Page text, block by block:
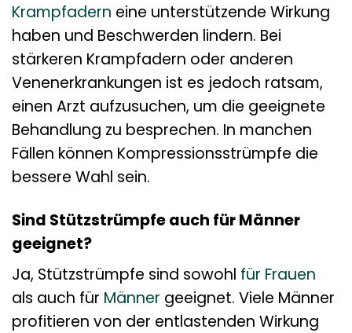
Krampfadern eine unterstützende Wirkung
haben und Beschwerden lindern. Bei
stärkeren Krampfadern oder anderen
Venenerkrankungen ist es jedoch ratsam,
einen Arzt aufzusuchen, um die geeignete
Behandlung zu besprechen. In manchen
Fällen können Kompressionsstrümpfe die
bessere Wahl sein.
Sind Stützstrümpfe auch für Männer
geeignet?
Ja, Stützstrümpfe sind sowohl für Frauen
als auch für Männer geeignet. Viele Männer
profitieren von der entlastenden Wirkung